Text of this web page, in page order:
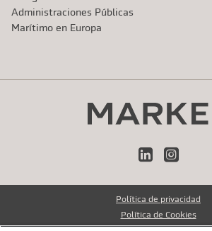
Administraciones Públicas
Marítimo en Europa
LinkedIn
Política de privacidad
Política de Cookies